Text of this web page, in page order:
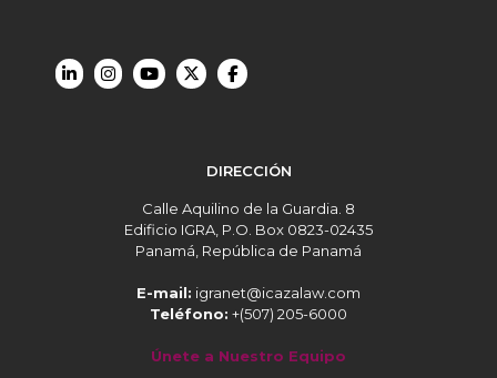
DIRECCIÓN
Calle Aquilino de la Guardia. 8
Edificio IGRA, P.O. Box 0823-02435
Panamá, República de Panamá
E-mail: igranet@icazalaw.com
Teléfono: +(507) 205-6000
Únete a Nuestro Equipo